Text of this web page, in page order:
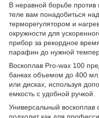
В неравной борьбе против
теле вам понадобиться
терморегулятором и
окружности для
прибор за рекордное
парафин до нужной
Воскоплав Pro-wax 100
банках объемом до 400 мл,
или дисках, используя
емкость с удобной ручкой.
Универсальный воскоплав
подходит как для